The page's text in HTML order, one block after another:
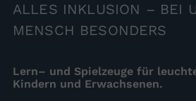
ALLES INKLUSION – BEI
MENSCH BESONDERS
Lern– und Spielzeuge für
Kindern und Erwachsenen.